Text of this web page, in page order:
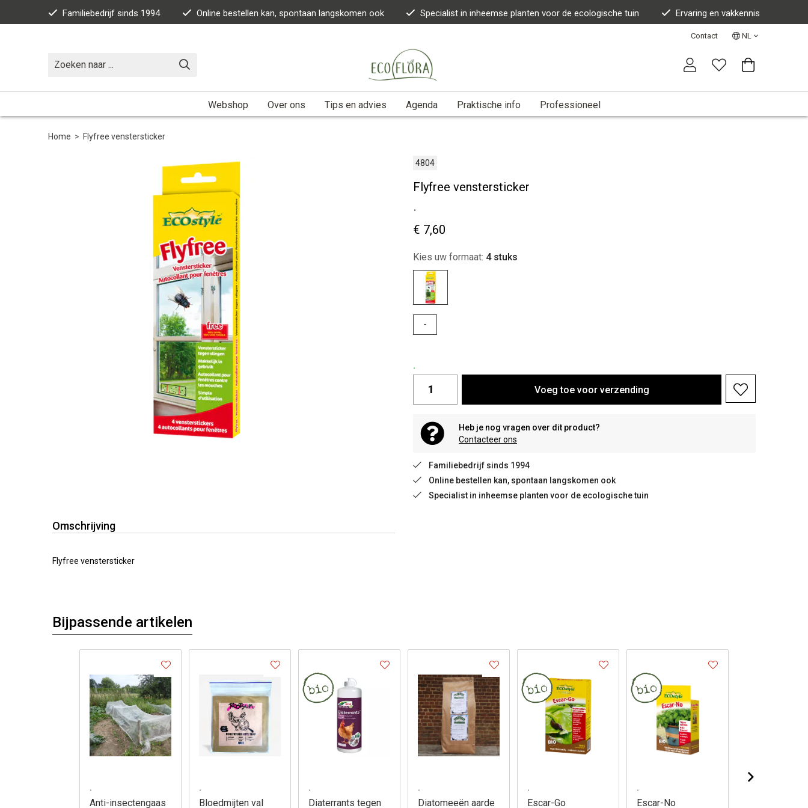
Familiebedrijf sinds 1994 Online bestellen kan, spontaan langskomen ook Specialist in inheemse planten voor de ecologische tuin Ervaring en vakkennis
Contact NL
Webshop Over ons Tips en advies Agenda Praktische info Professioneel
Home > Flyfree venstersticker
4804
Flyfree venstersticker
.
€ 7,60
Kies uw formaat: 4 stuks
-
.
Voeg toe voor verzending
Heb je nog vragen over dit product?
Contacteer ons
Familiebedrijf sinds 1994
Online bestellen kan, spontaan langskomen ook
Specialist in inheemse planten voor de ecologische tuin
Omschrijving
Flyfree venstersticker
Bijpassende artikelen
.
Anti-insectengaas
.
Bloedmijten val
.
Diaterrants tegen
.
Diatomeeën aarde
.
Escar-Go
.
Escar-No